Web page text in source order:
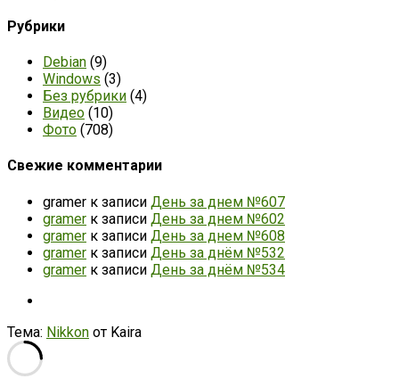
Рубрики
Debian (9)
Windows (3)
Без рубрики (4)
Видео (10)
Фото (708)
Свежие комментарии
gramer к записи День за днем №607
gramer к записи День за днем №602
gramer к записи День за днем №608
gramer к записи День за днём №532
gramer к записи День за днём №534
Тема: Nikkon от Kaira